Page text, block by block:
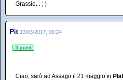
Grassie... ;-)
Pit 13/03/2017, 00:24
3 punti
Ciao, sarò ad Assago il 21 maggio in